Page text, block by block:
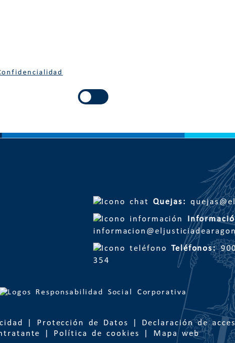
Quejas:
Teléfonos:
354
Protección de Datos Declaración de
Política de cookies Mapa web